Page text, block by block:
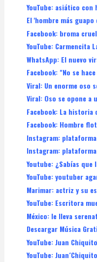
YouTube: asiático
El 'hombre más
Facebook: broma
YouTube: Carmencita
WhatsApp: El nuevo
Facebook: "No se
Viral: Un enorme oso
Viral: Oso se opone a
Facebook: La historia
Facebook: Hombre
Instagram:
Instagram:
Youtube: ¿Sabías
YouTube: youtuber
Marimar: actriz y su
YouTube: Escritora
México: le lleva
Descargar Música
YouTube: Juan
YouTube: